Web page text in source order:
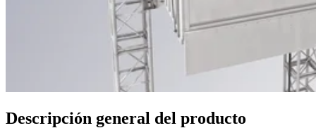
Descripción general del producto